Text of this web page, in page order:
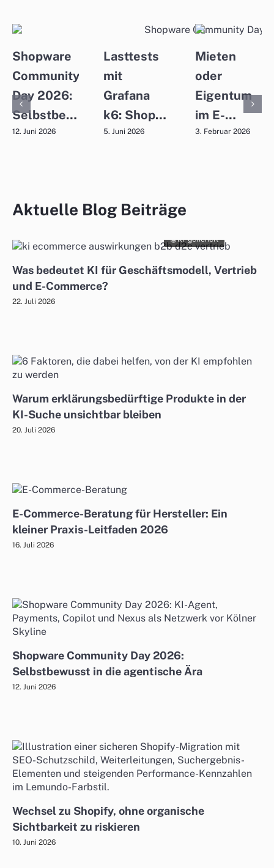
Shopware
Community
Day 2026:
Selbstbewusst
in die
12. Juni 2026
Lasttests
mit
Grafana
k6: Shop-
Infrastruktur
5. Juni 2026
Mieten
oder
Eigentum
im E-
Commerce:
ist
3. Februar 2026
Aktuelle Blog Beiträge
KI-generiert
Was bedeutet KI für Geschäftsmodell, Vertrieb
und E-Commerce?
22. Juli 2026
Warum erklärungsbedürftige Produkte in der
KI-Suche unsichtbar bleiben
20. Juli 2026
E-Commerce-Beratung für Hersteller: Ein
kleiner Praxis-Leitfaden 2026
16. Juli 2026
Shopware Community Day 2026:
Selbstbewusst in die agentische Ära
12. Juni 2026
Wechsel zu Shopify, ohne organische
Sichtbarkeit zu riskieren
10. Juni 2026